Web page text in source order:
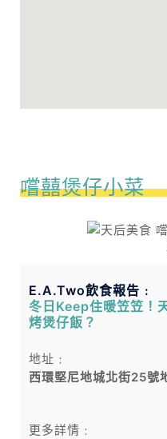
嚐囍煲仔小菜
E.A.Two飲食報告﹕
冬日Keep住暖笠笠！
烤煲仔飯？
地址﹕
西環堅尼地城北街25號
更多詳情﹕